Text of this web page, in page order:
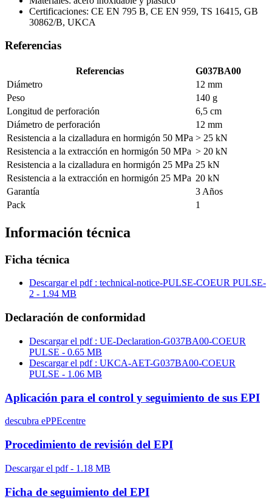
Certificaciones: CE EN 795 B, CE EN 959, TS 16415, GB
30862/B, UKCA
Referencias
Referencias
G037BA00
Diámetro
12 mm
Peso
140 g
Longitud de perforación
6,5 cm
Diámetro de perforación
12 mm
Resistencia a la cizalladura en hormigón 50 MPa > 25 kN
Resistencia a la extracción en hormigón 50 MPa > 20 kN
Resistencia a la cizalladura en hormigón 25 MPa 25 kN
Resistencia a la extracción en hormigón 25 MPa 20 kN
Garantía
3 Años
Pack
1
Información técnica
Ficha técnica
Descargar el pdf : technical-notice-PULSE-COEUR PULSE-
2 - 1.94 MB
Declaración de conformidad
Descargar el pdf : UE-Declaration-G037BA00-COEUR
PULSE - 0.65 MB
Descargar el pdf : UKCA-AET-G037BA00-COEUR
PULSE - 1.06 MB
Aplicación para el control y seguimiento de sus EPI
descubra ePPEcentre
Procedimiento de revisión del EPI
Descargar el pdf - 1.18 MB
Ficha de seguimiento del EPI